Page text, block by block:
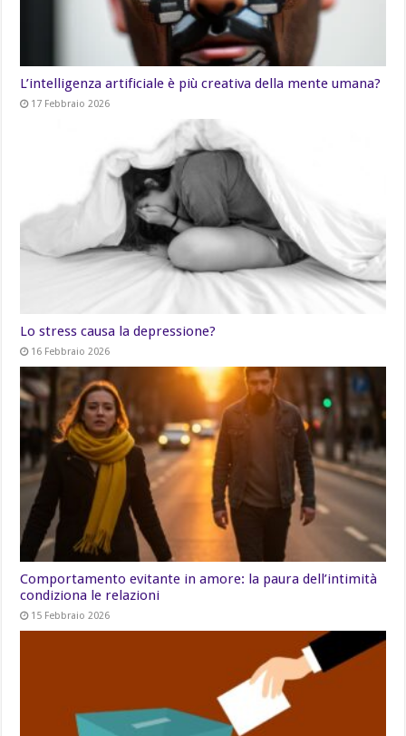
L’intelligenza artificiale è più creativa della mente umana?
17 Febbraio 2026
Lo stress causa la depressione?
16 Febbraio 2026
Comportamento evitante in amore: la paura dell’intimità
condiziona le relazioni
15 Febbraio 2026